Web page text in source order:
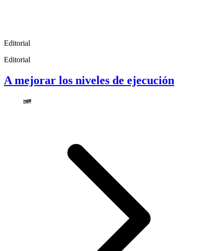
Editorial
Editorial
A mejorar los niveles de ejecución